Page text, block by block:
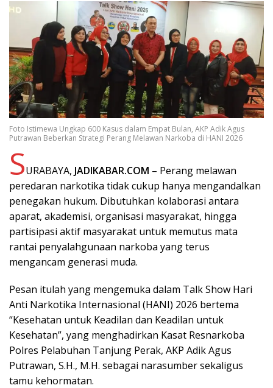
Foto Istimewa Ungkap 600 Kasus dalam Empat Bulan, AKP Adik Agus
Putrawan Beberkan Strategi Perang Melawan Narkoba di HANI 2026
SURABAYA, JADIKABAR.COM – Perang melawan
peredaran narkotika tidak cukup hanya mengandalkan
penegakan hukum. Dibutuhkan kolaborasi antara
aparat, akademisi, organisasi masyarakat, hingga
partisipasi aktif masyarakat untuk memutus mata
rantai penyalahgunaan narkoba yang terus
mengancam generasi muda.
Pesan itulah yang mengemuka dalam Talk Show Hari
Anti Narkotika Internasional (HANI) 2026 bertema
“Kesehatan untuk Keadilan dan Keadilan untuk
Kesehatan”, yang menghadirkan Kasat Resnarkoba
Polres Pelabuhan Tanjung Perak, AKP Adik Agus
Putrawan, S.H., M.H. sebagai narasumber sekaligus
tamu kehormatan.